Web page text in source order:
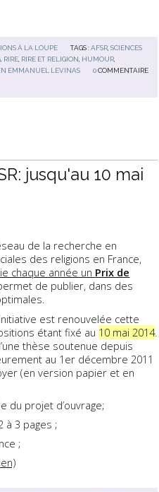
À LA LOUPE TAGS :AFSR,SCIENCES
, RIRE, RIRE ET RELIGION, HUMOUR,
EMMANUEL LEVINAS 0 COMMENTAIRE
jusqu'au 10 mai
de la recherche en
des religions en France,
chaque année un Prix de
de publier, dans des
est renouvelée cette
étant fixé au 10 mai 2014.
thèse soutenue depuis
au 1er décembre 2011
(en version papier et en
du projet d’ouvrage;
à 3 pages ;
;